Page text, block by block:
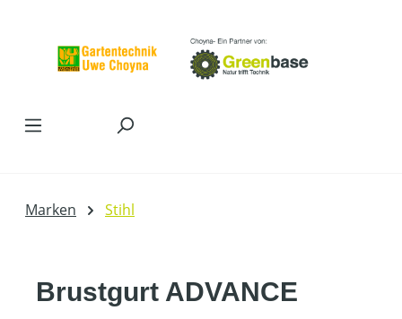
Marken Stihl
Brustgurt ADVANCE